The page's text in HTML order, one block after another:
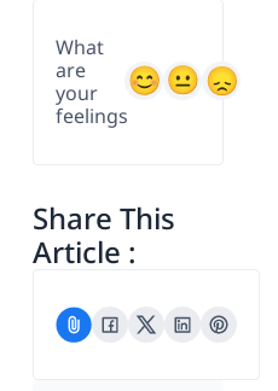
What
are
your
feelings
Share This
Article :